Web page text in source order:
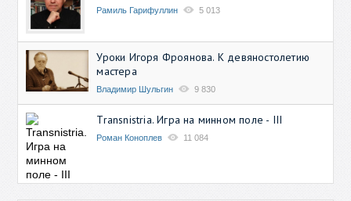
Рамиль Гарифуллин 5 013
Уроки Игоря Фроянова. К девяностолетию
мастера
Владимир Шульгин 9 830
Transnistria. Игра на минном поле - III
Роман Коноплев 11 084